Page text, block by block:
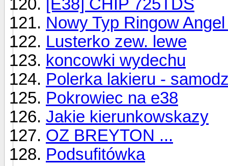
[E38] CHIP 725TDS
Nowy Typ Ringow
Lusterko zew. lewe
koncowki wydechu
Polerka lakieru -
Pokrowiec na e38
Jakie kierunkowskazy
OZ BREYTON ...
Podsufitówka